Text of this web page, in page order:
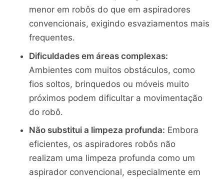
menor em robôs do que em aspiradores
convencionais, exigindo esvaziamentos mais
frequentes.
Dificuldades em áreas complexas:
Ambientes com muitos obstáculos, como
fios soltos, brinquedos ou móveis muito
próximos podem dificultar a movimentação
do robô.
Não substitui a limpeza profunda: Embora
eficientes, os aspiradores robôs não
realizam uma limpeza profunda como um
aspirador convencional, especialmente em